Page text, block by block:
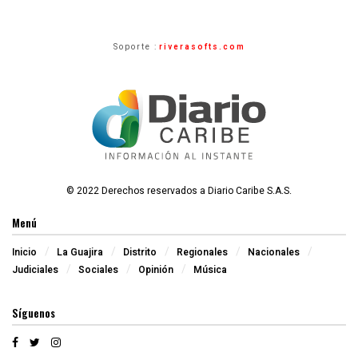
Soporte : riverasofts.com
© 2022 Derechos reservados a Diario Caribe S.A.S.
Menú
Inicio La Guajira Distrito Regionales
Nacionales
Judiciales
Sociales Opinión Música
Síguenos